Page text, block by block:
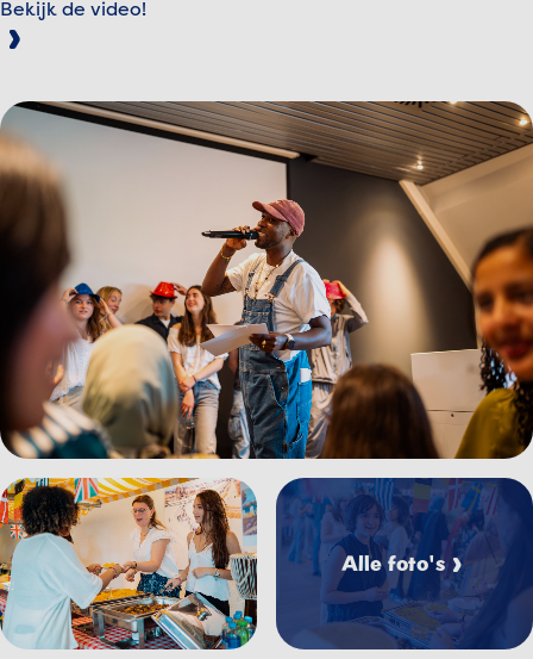
Bekijk de video!
Bekijk afbeelding Madurodam%20Fusion%20-
Bekijk afbeelding Madurodam%20Fusion%20-
Bekijk afbeelding
Alle foto's